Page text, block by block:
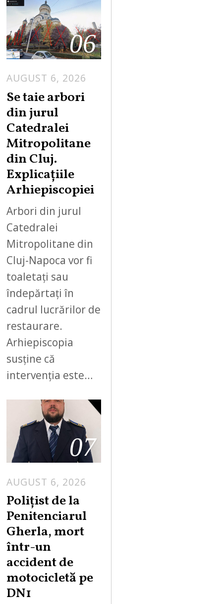
06
AUGUST 6, 2026
Se taie arbori
din jurul
Catedralei
Mitropolitane
din Cluj.
Explicațiile
Arhiepiscopiei
Arbori din jurul
Catedralei
Mitropolitane din
Cluj-Napoca vor fi
toaletați sau
îndepărtați în
cadrul lucrărilor de
restaurare.
Arhiepiscopia
susține că
intervenția este…
07
AUGUST 6, 2026
Polițist de la
Penitenciarul
Gherla, mort
într-un
accident de
motocicletă pe
DN1